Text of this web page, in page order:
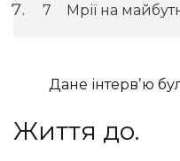
Мрії на
Дане інтервʼю
Життя до.